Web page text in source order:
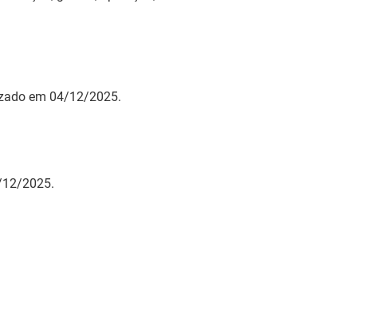
em 04/12/2025.
12/2025.